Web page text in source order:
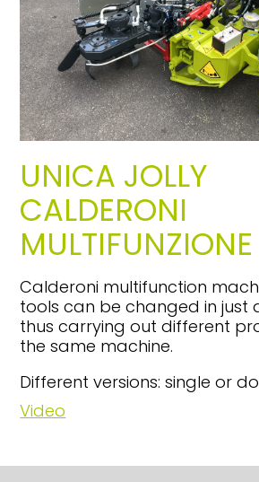
UNICA JOLLY
CALDERONI
MULTIFUNZIONE
Calderoni multifunction
tools can be changed in just
thus carrying out different
the same machine.
Different versions: single or
Video